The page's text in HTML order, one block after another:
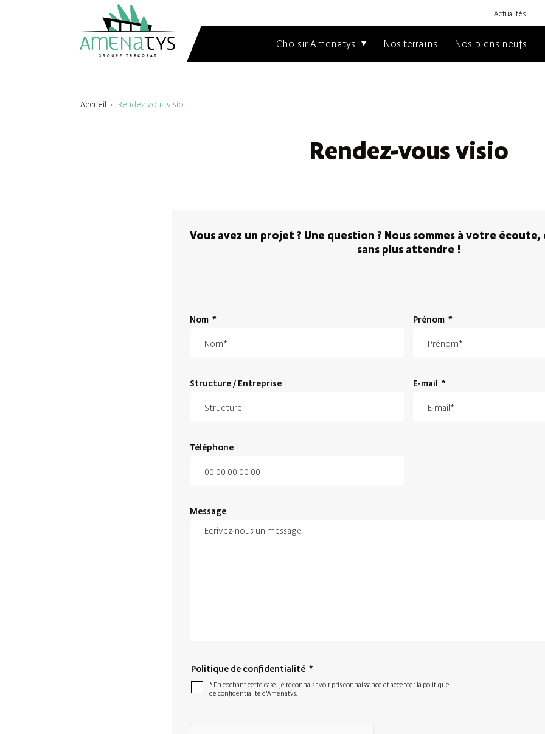
Actualités
Choisir Amenatys Nos terrains Nos biens neufs
Accueil Rendez-vous visio
Rendez-vous visio
Vous avez un projet ? Une question ? Nous sommes à votre
sans plus attendre !
Nom * Prénom *
Structure / Entreprise E-mail *
Téléphone
Message
Politique de confidentialité *
* En cochant cette case, je reconnais avoir pris connaissance et accepter la politique
de confidentialité d'Amenatys.